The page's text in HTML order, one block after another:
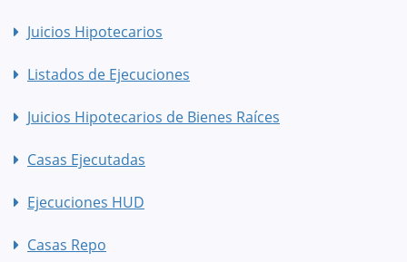
Juicios Hipotecarios
Listados de Ejecuciones
Juicios Hipotecarios de Bienes Raíces
Casas Ejecutadas
Ejecuciones HUD
Casas Repo